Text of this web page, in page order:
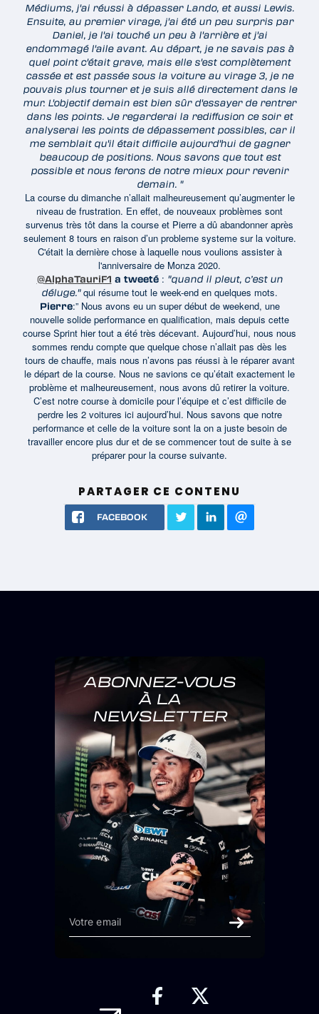
Médiums, j'ai réussi à dépasser Lando, et aussi Lewis.
Ensuite, au premier virage, j'ai été un peu surpris par
Daniel, je l'ai touché un peu à l'arrière et j'ai
endommagé l'aile avant. Au départ, je ne savais pas à
quel point c'était grave, mais elle s'est complètement
cassée et est passée sous la voiture au virage 3, je ne
pouvais plus tourner et je suis allé directement dans le
mur. L'objectif demain est bien sûr d'essayer de rentrer
dans les points. Je regarderai la rediffusion ce soir et
analyserai les points de dépassement possibles, car il
me semblait qu'il était difficile aujourd'hui de gagner
beaucoup de positions. Nous savons que tout est
possible et nous ferons de notre mieux pour revenir
demain. "
La course du dimanche n’allait malheureusement qu’augmenter le
niveau de frustration. En effet, de nouveaux problèmes sont
survenus très tôt dans la course et Pierre a dû abandonner après
seulement 8 tours en raison d’un probleme systeme sur la voiture.
C'était la dernière chose à laquelle nous voulions assister à
l'anniversaire de Monza 2020.
@AlphaTauriF1 a tweeté: "quand il pleut, c’est un
déluge."qui résume tout le week-end en quelques mots.
Pierre:” Nous avons eu un super début de weekend, une
nouvelle solide performance en qualification, mais depuis cette
course Sprint hier tout a été très décevant. Aujourd’hui, nous nous
sommes rendu compte que quelque chose n’allait pas dès les
tours de chauffe, mais nous n’avons pas réussi à le réparer avant
le départ de la course. Nous ne savions ce qu’était exactement le
problème et malheureusement, nous avons dû retirer la voiture.
C’est notre course à domicile pour l’équipe et c’est difficile de
perdre les 2 voitures ici aujourd’hui. Nous savons que notre
performance et celle de la voiture sont la on a juste besoin de
travailler encore plus dur et de se commencer tout de suite à se
préparer pour la course suivante.
PARTAGER CE CONTENU
FACEBOOK
ABONNEZ-VOUS
À LA
NEWSLETTER